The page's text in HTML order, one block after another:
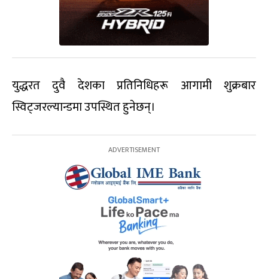
युद्धरत दुवै देशका प्रतिनिधिहरू आगामी शुक्रबार
स्विट्जरल्यान्डमा उपस्थित हुनेछन्।